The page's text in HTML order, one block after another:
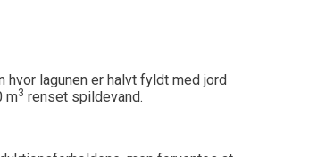
hvor lagunen er halvt fyldt med jord
m3 renset spildevand.